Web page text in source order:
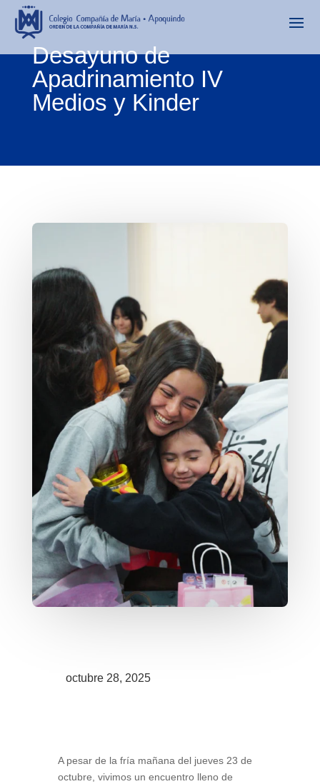
Desayuno de
Apadrinamiento IV
Medios y Kinder
octubre 28, 2025
A pesar de la fría mañana del jueves 23 de
octubre, vivimos un encuentro lleno de